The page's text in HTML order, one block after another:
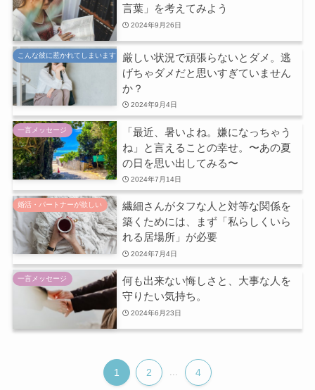
言葉」を考えてみよう
2024年9月26日
こんな彼に惹かれてしまいます
厳しい状況で頑張らないとダメ。逃
げちゃダメだと思いすぎていません
か？
2024年9月4日
一言メッセージ
「最近、暑いよね。嫌になっちゃう
ね」と言えることの幸せ。〜あの夏
の日を思い出してみる〜
2024年7月14日
婚活・パートナーが欲しい
繊細さんがタフな人と対等な関係を
築くためには、まず「私らしくいら
れる居場所」が必要
2024年7月4日
一言メッセージ
何も出来ない悔しさと、大事な人を
守りたい気持ち。
2024年6月23日
1 2 4